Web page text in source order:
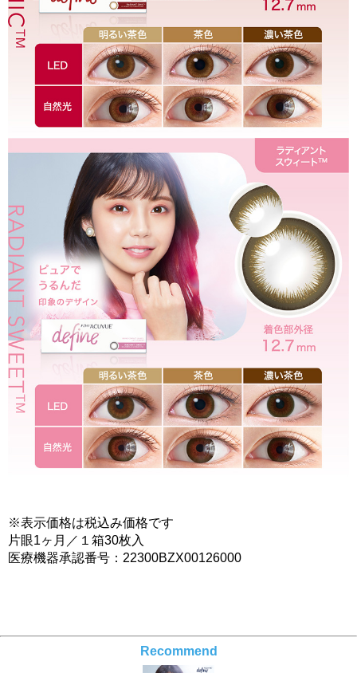
※表示価格は税込み価格です
片眼1ヶ月／１箱30枚入
医療機器承認番号：22300BZX00126000
Recommend